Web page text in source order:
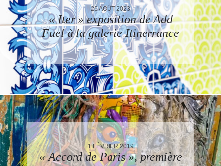
26 AOÛT 2023
« Iter » exposition de Add
Fuel à la galerie Itinerrance
1 FÉVRIER 2019
« Accord de Paris », première